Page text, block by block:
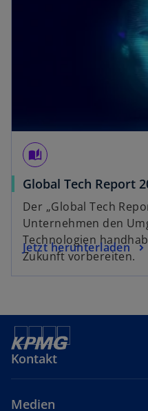
auto_stories
Global Tech Report
Der „Global Tech
Unternehmen den
Technologien
Zukunft vorbereiten.
Jetzt herunterladen
Kontakt
Medien